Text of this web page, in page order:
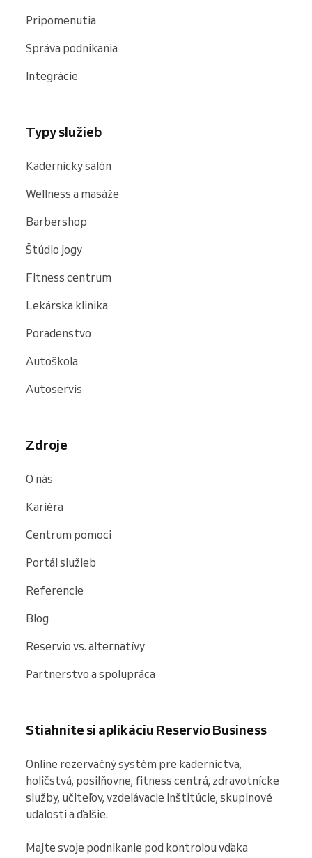
Pripomenutia
Správa podnikania
Integrácie
Typy služieb
Kadernícky salón
Wellness a masáže
Barbershop
Štúdio jogy
Fitness centrum
Lekárska klinika
Poradenstvo
Autoškola
Autoservis
Zdroje
O nás
Kariéra
Centrum pomoci
Portál služieb
Referencie
Blog
Reservio vs. alternatívy
Partnerstvo a spolupráca
Stiahnite si aplikáciu Reservio Business
Online rezervačný systém pre kaderníctva,
holičstvá, posilňovne, fitness centrá, zdravotnícke
služby, učiteľov, vzdelávacie inštitúcie, skupinové
udalosti a ďalšie.
Majte svoje podnikanie pod kontrolou vďaka